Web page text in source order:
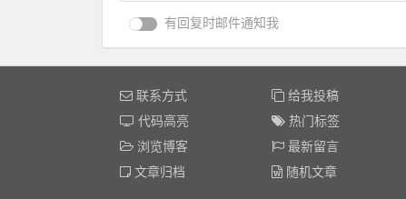
有回复时邮件通知我
联系方式
给我投稿
代码高亮
热门标签
浏览博客
最新留言
文章归档
随机文章